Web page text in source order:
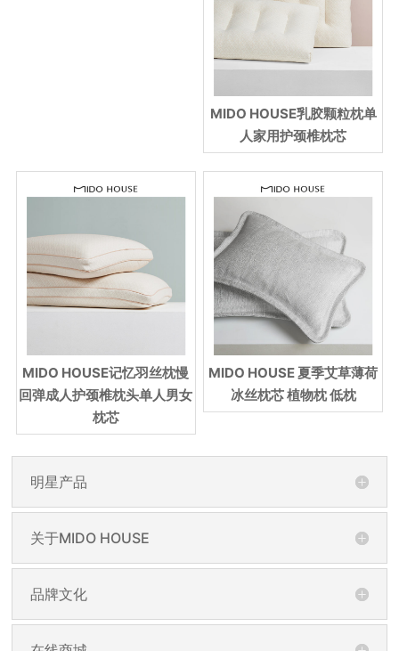
MIDO HOUSE乳胶颗粒枕单
人家用护颈椎枕芯
MIDO HOUSE记忆羽丝枕慢
回弹成人护颈椎枕头单人男女
枕芯
MIDO HOUSE 夏季艾草薄荷
冰丝枕芯 植物枕 低枕
明星产品
关于MIDO HOUSE
品牌文化